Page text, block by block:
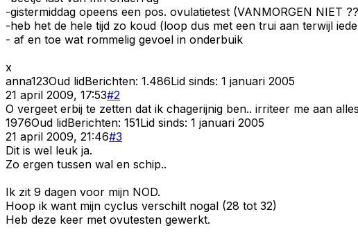
-gistermiddag opeens een pos. ovulatietest (VANMORGEN NIET
-heb het de hele tijd zo koud (loop dus met een trui aan terwijl
- af en toe wat rommelig gevoel in onderbuik
x
anna123Oud lidBerichten: 1.486Lid sinds: 1 januari 2005
21 april 2009, 17:53#2
O vergeet erbij te zetten dat ik chagerijnig ben.. irriteer me aan
1976Oud lidBerichten: 151Lid sinds: 1 januari 2005
21 april 2009, 21:46#3
Dit is wel leuk ja.
Zo ergen tussen wal en schip..
Ik zit 9 dagen voor mijn NOD.
Hoop ik want mijn cyclus verschilt nogal (28 tot 32)
Heb deze keer met ovutesten gewerkt.